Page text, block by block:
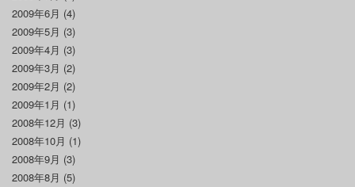
2009年6月 (4)
2009年5月 (3)
2009年4月 (3)
2009年3月 (2)
2009年2月 (2)
2009年1月 (1)
2008年12月 (3)
2008年10月 (1)
2008年9月 (3)
2008年8月 (5)